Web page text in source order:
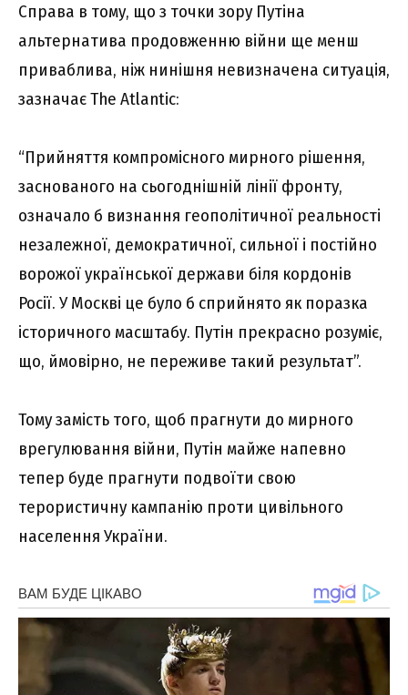
Справа в тому, що з точки зору Путіна
альтернатива продовженню війни ще менш
приваблива, ніж нинішня невизначена ситуація,
зазначає The Atlantic:
“Прийняття компромісного мирного рішення,
заснованого на сьогоднішній лінії фронту,
означало б визнання геополітичної реальності
незалежної, демократичної, сильної і постійно
ворожої української держави біля кордонів
Росії. У Москві це було б сприйнято як поразка
історичного масштабу. Путін прекрасно розуміє,
що, ймовірно, не переживе такий результат”.
Тому замість того, щоб прагнути до мирного
врегулювання війни, Путін майже напевно
тепер буде прагнути подвоїти свою
терористичну кампанію проти цивільного
населення України.